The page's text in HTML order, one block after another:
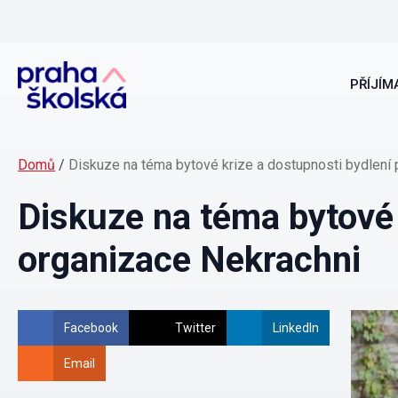
Domů / Diskuze na téma bytové krize a dostupnosti bydlení
Diskuze na téma
organizace Nekrachni
Facebook Twitter LinkedIn
Email